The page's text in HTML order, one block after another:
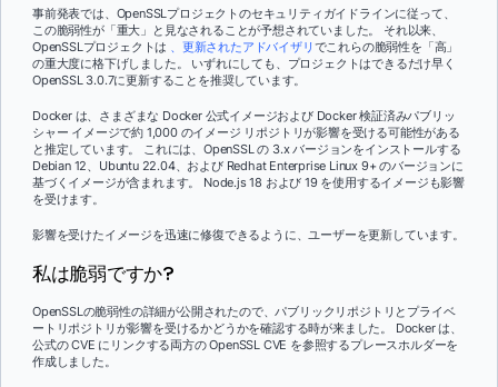
事前発表では、OpenSSLプロジェクトのセキュリティガイドラインに従って、
この脆弱性が「重大」と見なされることが予想されていました。 それ以来、
OpenSSLプロジェクトは 、更新されたアドバイザリ でこれらの脆弱性を「高」
の重大度に格下げしました。 いずれにしても、プロジェクトはできるだけ早く
OpenSSL 3.0.7に更新することを推奨しています。
Docker は、さまざまな Docker 公式イメージおよび Docker 検証済みパブリッ
シャー イメージで約 1,000 のイメージ リポジトリが影響を受ける可能性がある
と推定しています。 これには、OpenSSL の 3.x バージョンをインストールする
Debian 12、Ubuntu 22.04、および Redhat Enterprise Linux 9+ のバージョンに
基づくイメージが含まれます。 Node.js 18 および 19 を使用するイメージも影響
を受けます。
影響を受けたイメージを迅速に修復できるように、ユーザーを更新しています。
私は脆弱ですか?
OpenSSLの脆弱性の詳細が公開されたので、パブリックリポジトリとプライベ
ートリポジトリが影響を受けるかどうかを確認する時が来ました。 Docker は、
公式の CVE にリンクする両方の OpenSSL CVE を参照するプレースホルダーを
作成しました。